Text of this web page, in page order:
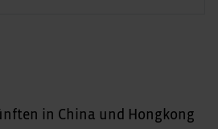
in China und Hongkong